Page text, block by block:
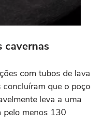
cavernas
com tubos de lava
que o poço
leva a uma
pelo menos 130